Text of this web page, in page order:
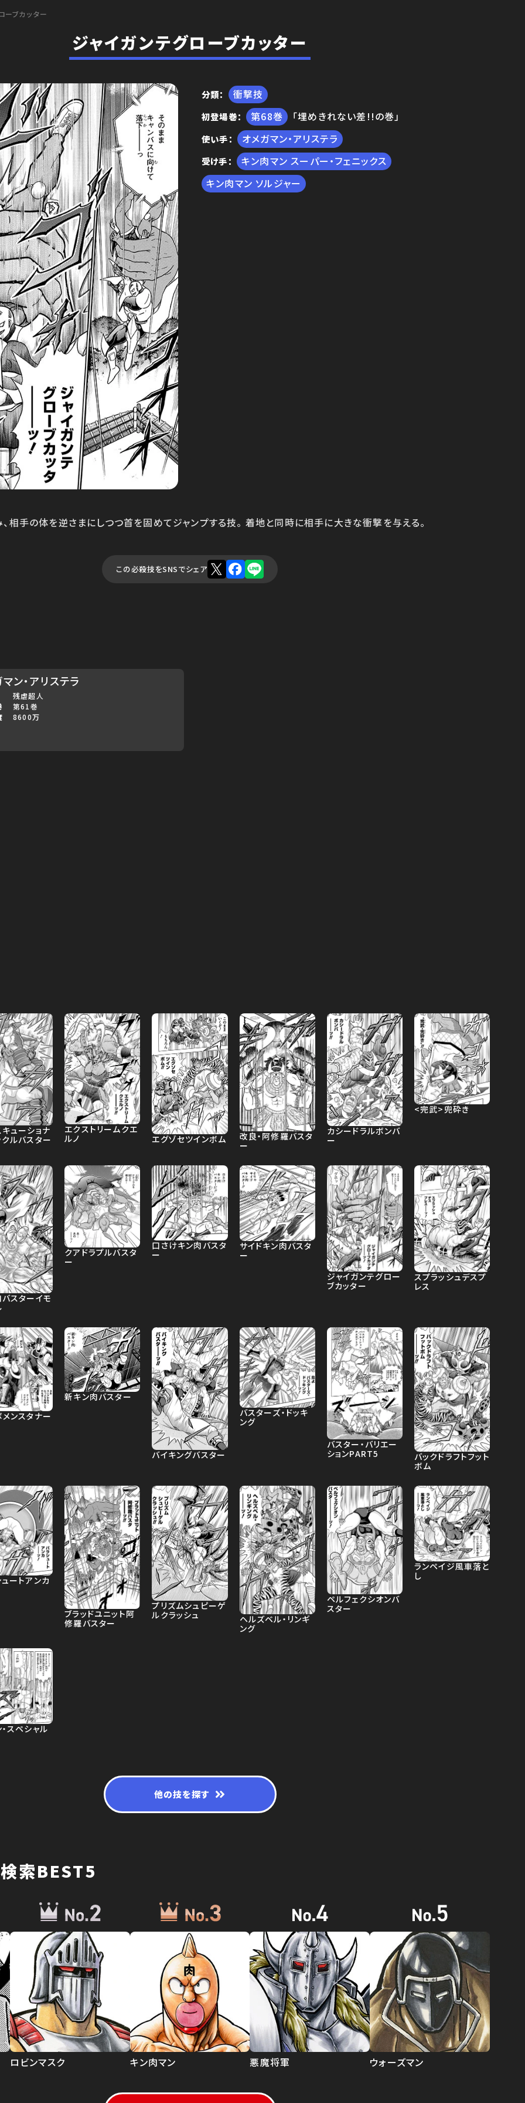
争奪編
ーブカッター
ジャイガンテグローブカッター
分類 衝撃技
初登場巻 68 「埋めきれない差!!の巻」
使い手 オメガマン・アリステラ
受け手
キン肉マン スーパー・フェニックス
キン肉マン ソルジャー
相手の体を逆さまにしつつ首を固めてジャンプする技。 着地と同時に相手に大きな衝撃を与える。
この必殺技をSNSでシェア
ン・アリステラ
残虐超人
第61巻
8600万
ューショナ
ルバスター
エクストリームクエ
ルノ
エグゾセツインボム
改良・阿修羅バスタ
ー
カシードラルボンバ
ー
<完武>兜砕き
スターイモ
クアドラプルバスタ
ー
口さけキン肉バスタ
ー
サイドキン肉バスタ
ー
ジャイガンテグロー
ブカッター
スプラッシュデスプ
レス
ンスタナー
新キン肉バスター
バイキングバスター
バスターズ・ドッキ
ング
バスター・バリエー
ションPART5
バックドラフトフット
ボム
ートアンカ
ブラッドユニット阿
修羅バスター
プリズムシュピーゲ
ルクラッシュ
ヘルズベル・リンギ
ング
ペルフェクシオンバ
スター
ランペイジ風車落と
し
スペシャル
他の技を探す
検索BEST5
ロビンマスク キン肉マン 悪魔将軍 ウォーズマン